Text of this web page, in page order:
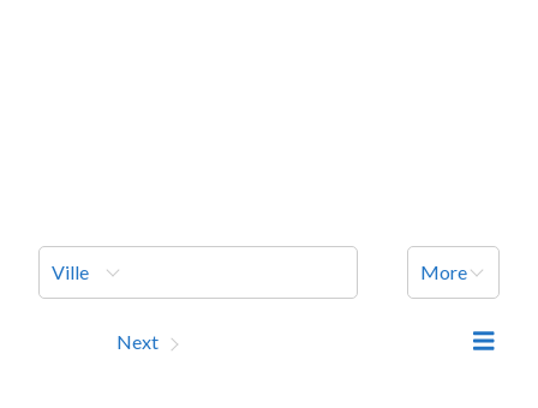
Ville More
Next